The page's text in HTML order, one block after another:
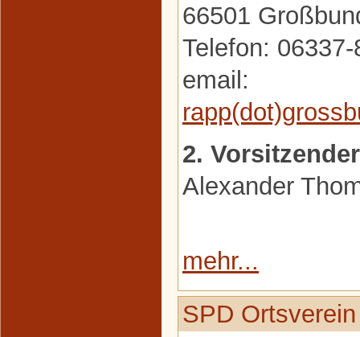
66501
Telefon: 06337-
email:
2.
Alexander
mehr...
SPD